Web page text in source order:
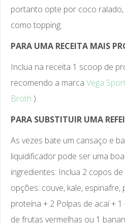
portanto opte por coco
como topping.
PARA UMA RECEITA MAIS
Inclua na receita 1 scoop de
recomendo a marca Vega
Broth ).
PARA SUBSTITUIR UMA
As vezes bate um cansaço e
liquidificador pode ser uma
ingredientes: Inclua 2 copos
opções: couve, kale,
proteína + 2 Polpas de acaí +
de frutas vermelhas ou 1